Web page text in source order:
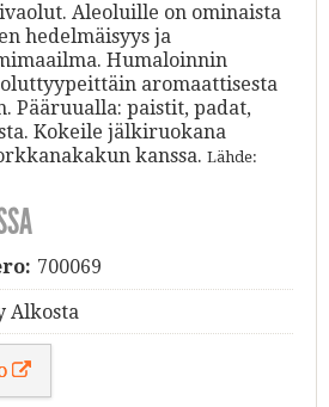
Aleoluille on ominaista
hedelmäisyys ja
Humaloinnin
aromaattisesta
Pääruualla: paistit, padat,
Kokeile jälkiruokana
kanssa. Lähde:
700069
Alkosta